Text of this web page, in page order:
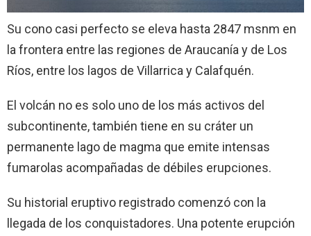
Su cono casi perfecto se eleva hasta 2847 msnm en
la frontera entre las regiones de Araucanía y de Los
Ríos, entre los lagos de Villarrica y Calafquén.
El volcán no es solo uno de los más activos del
subcontinente, también tiene en su cráter un
permanente lago de magma que emite intensas
fumarolas acompañadas de débiles erupciones.
Su historial eruptivo registrado comenzó con la
llegada de los conquistadores. Una potente erupción